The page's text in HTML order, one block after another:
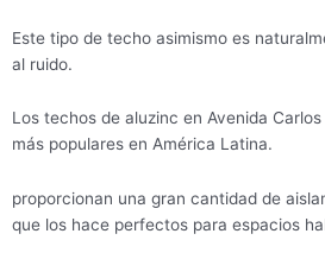
Este tipo de techo asimismo es
al ruido.
Los techos de aluzinc en Avenida
más populares en América Latina.
proporcionan una gran cantidad de
que los hace perfectos para espacios